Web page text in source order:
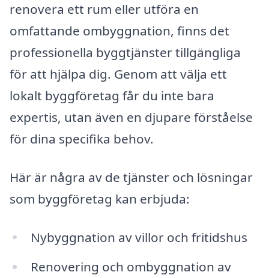
renovera ett rum eller utföra en
omfattande ombyggnation, finns det
professionella byggtjänster tillgängliga
för att hjälpa dig. Genom att välja ett
lokalt byggföretag får du inte bara
expertis, utan även en djupare förståelse
för dina specifika behov.
Här är några av de tjänster och lösningar
som byggföretag kan erbjuda:
Nybyggnation av villor och fritidshus
Renovering och ombyggnation av